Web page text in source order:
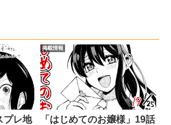
プレ地
掲載情報
「はじめてのお嬢様」19話